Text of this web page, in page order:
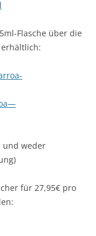
Flasche über die
und weder
für 27,95€ pro